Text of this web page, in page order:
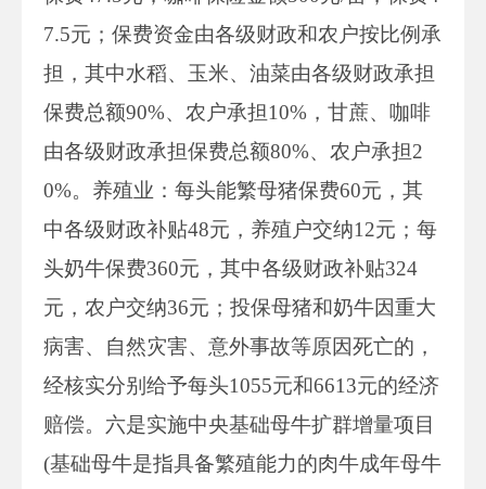
7.5元；保费资金由各级财政和农户按比例承
担，其中水稻、玉米、油菜由各级财政承担
保费总额90%、农户承担10%，甘蔗、咖啡
由各级财政承担保费总额80%、农户承担2
0%。养殖业：每头能繁母猪保费60元，其
中各级财政补贴48元，养殖户交纳12元；每
头奶牛保费360元，其中各级财政补贴324
元，农户交纳36元；投保母猪和奶牛因重大
病害、自然灾害、意外事故等原因死亡的，
经核实分别给予每头1055元和6613元的经济
赔偿。六是实施中央基础母牛扩群增量项目
(基础母牛是指具备繁殖能力的肉牛成年母牛